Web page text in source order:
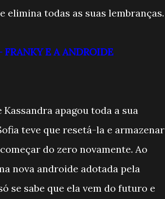
elimina todas as suas lembranças.
E A ANDROIDE
apagou toda a sua
teve que resetá-la e armazenar
do zero novamente. Ao
nova androide adotada pela
se sabe que ela vem do futuro e